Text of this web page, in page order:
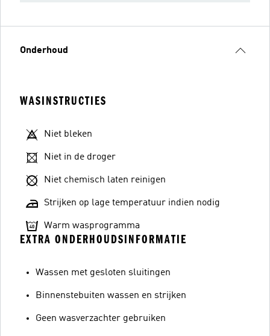
Onderhoud
WASINSTRUCTIES
Niet bleken
Niet in de droger
Niet chemisch laten reinigen
Strijken op lage temperatuur indien nodig
Warm wasprogramma
EXTRA ONDERHOUDSINFORMATIE
Wassen met gesloten sluitingen
Binnenstebuiten wassen en strijken
Geen wasverzachter gebruiken